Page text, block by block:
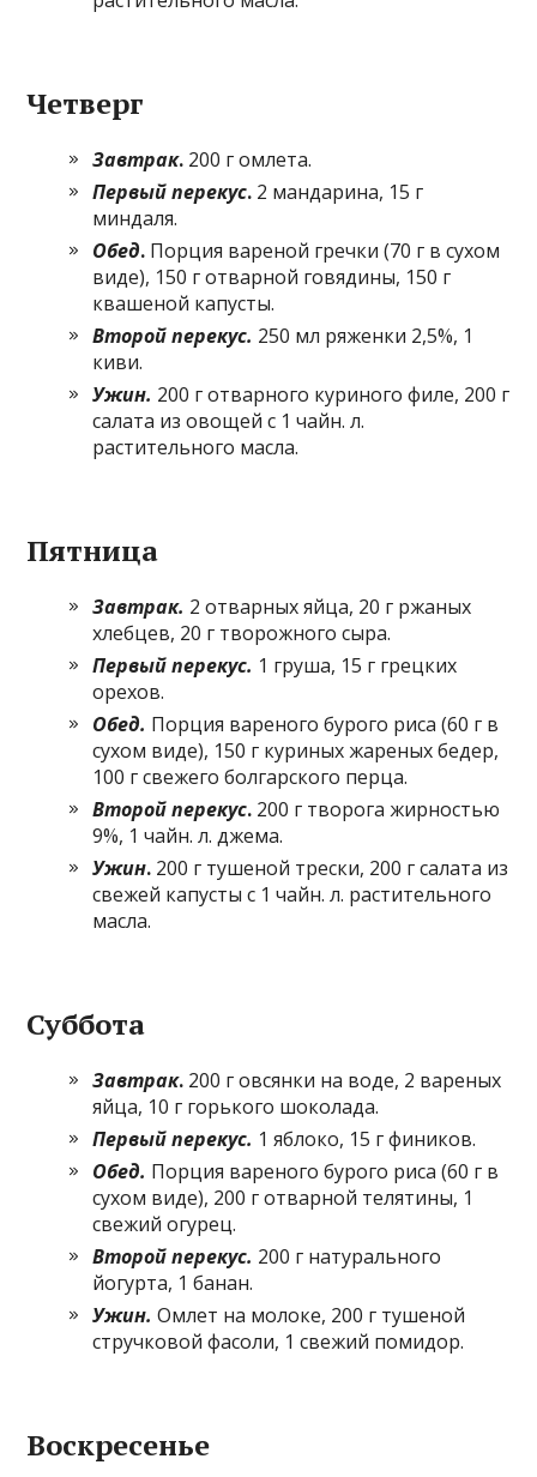
Четверг
Завтрак. 200 г омлета.
Первый перекус. 2 мандарина, 15 г
миндаля.
Обед. Порция вареной гречки (70 г в сухом
виде), 150 г отварной говядины, 150 г
квашеной капусты.
Второй перекус. 250 мл ряженки 2,5%, 1
киви.
Ужин. 200 г отварного куриного филе, 200 г
салата из овощей с 1 чайн. л.
растительного масла.
Пятница
Завтрак. 2 отварных яйца, 20 г ржаных
хлебцев, 20 г творожного сыра.
Первый перекус. 1 груша, 15 г грецких
орехов.
Обед. Порция вареного бурого риса (60 г в
сухом виде), 150 г куриных жареных бедер,
100 г свежего болгарского перца.
Второй перекус. 200 г творога жирностью
9%, 1 чайн. л. джема.
Ужин. 200 г тушеной трески, 200 г салата из
свежей капусты с 1 чайн. л. растительного
масла.
Суббота
Завтрак. 200 г овсянки на воде, 2 вареных
яйца, 10 г горького шоколада.
Первый перекус. 1 яблоко, 15 г фиников.
Обед. Порция вареного бурого риса (60 г в
сухом виде), 200 г отварной телятины, 1
свежий огурец.
Второй перекус. 200 г натурального
йогурта, 1 банан.
Ужин. Омлет на молоке, 200 г тушеной
стручковой фасоли, 1 свежий помидор.
Воскресенье